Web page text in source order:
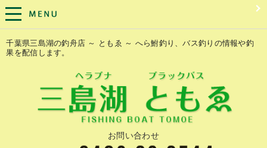
千葉県三島湖の釣舟店 ～ ともゑ ～ へら鮒釣り、バス釣りの情報や釣
果を配信します。
お問い合わせ